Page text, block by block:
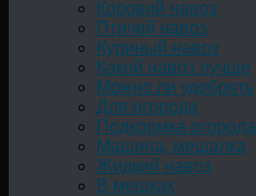
Коровий навоз
Птичий навоз
Куриный навоз
Какой навоз лучше
Можно ли удобрять
Для огорода
Подкормка огорода
Машина, мешалка
Жидкий навоз
В мешках